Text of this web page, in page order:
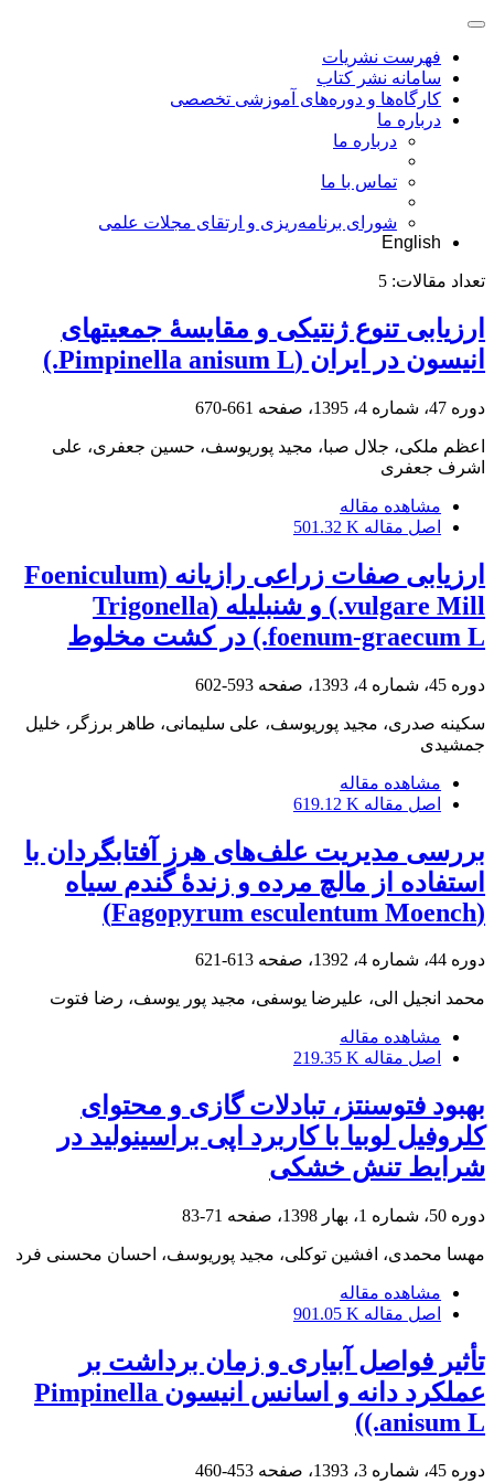
فهرست نشریات
سامانه نشر کتاب
کارگاه‌ها و دوره‌های آموزشی تخصصی
درباره ما
درباره ما
تماس با ما
شورای برنامه‌ریزی و ارتقای مجلات علمی
English
تعداد مقالات: 5
ارزیابی تنوع ژنتیکی و مقایسۀ جمعیت‎های
انیسون در ایران (Pimpinella anisum L.)
دوره 47، شماره 4، 1395، صفحه 661-670
اعظم ملکی، جلال صبا، مجید پوریوسف، حسین جعفری، علی
اشرف جعفری
مشاهده مقاله
اصل مقاله 501.32 K
ارزیابی صفات زراعی رازیانه (Foeniculum
vulgare Mill.) و شنبلیله (Trigonella
foenum-graecum L.) در کشت مخلوط
دوره 45، شماره 4، 1393، صفحه 593-602
سکینه صدری، مجید پوریوسف، علی سلیمانی، طاهر برزگر، خلیل
جمشیدی
مشاهده مقاله
اصل مقاله 619.12 K
بررسی مدیریت علف‌های هرز آفتابگردان با
استفاده از مالچ مرده و زندۀ گندم سیاه
(Fagopyrum esculentum Moench)
دوره 44، شماره 4، 1392، صفحه 613-621
محمد انجیل الی، علیرضا یوسفی، مجید پور یوسف، رضا فتوت
مشاهده مقاله
اصل مقاله 219.35 K
بهبود فتوسنتز، تبادلات گازی و محتوای
کلروفیل لوبیا با کاربرد اپی براسینولید در
شرایط تنش خشکی
دوره 50، شماره 1، بهار 1398، صفحه 71-83
مهسا محمدی، افشین توکلی، مجید پوریوسف، احسان محسنی فرد
مشاهده مقاله
اصل مقاله 901.05 K
تأثیر فواصل آبیاری و زمان برداشت بر
عملکرد دانه و اسانس انیسون Pimpinella
anisum L.))
دوره 45، شماره 3، 1393، صفحه 453-460